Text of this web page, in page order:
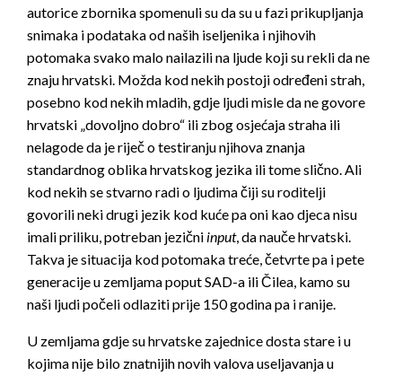
autorice zbornika spomenuli su da su u fazi prikupljanja
snimaka i podataka od naših iseljenika i njihovih
potomaka svako malo nailazili na ljude koji su rekli da ne
znaju hrvatski. Možda kod nekih postoji određeni strah,
posebno kod nekih mladih, gdje ljudi misle da ne govore
hrvatski „dovoljno dobro“ ili zbog osjećaja straha ili
nelagode da je riječ o testiranju njihova znanja
standardnog oblika hrvatskog jezika ili tome slično. Ali
kod nekih se stvarno radi o ljudima čiji su roditelji
govorili neki drugi jezik kod kuće pa oni kao djeca nisu
imali priliku, potreban jezični input, da nauče hrvatski.
Takva je situacija kod potomaka treće, četvrte pa i pete
generacije u zemljama poput SAD-a ili Čilea, kamo su
naši ljudi počeli odlaziti prije 150 godina pa i ranije.
U zemljama gdje su hrvatske zajednice dosta stare i u
kojima nije bilo znatnijih novih valova useljavanja u